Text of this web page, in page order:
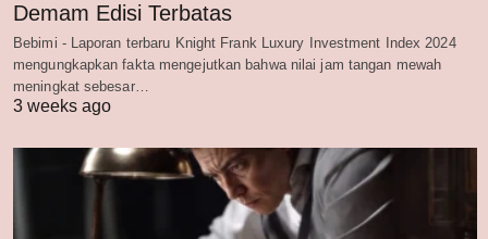
Demam Edisi Terbatas
Bebimi - Laporan terbaru Knight Frank Luxury Investment Index 2024
mengungkapkan fakta mengejutkan bahwa nilai jam tangan mewah
meningkat sebesar…
3 weeks ago